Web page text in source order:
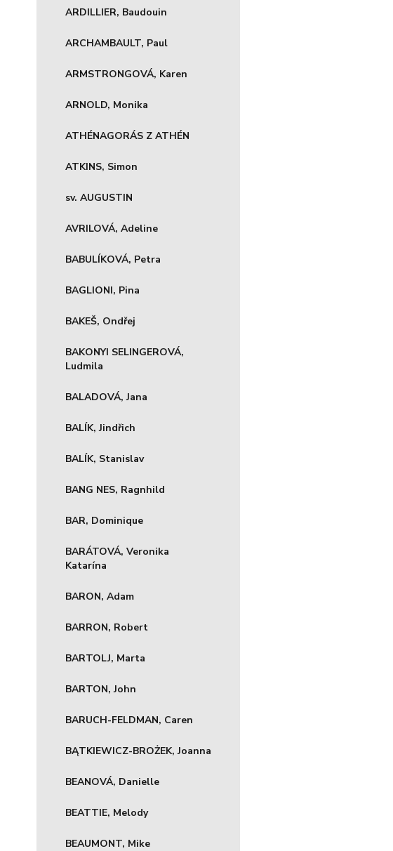
ARDILLIER, Baudouin
ARCHAMBAULT, Paul
ARMSTRONGOVÁ, Karen
ARNOLD, Monika
ATHÉNAGORÁS Z ATHÉN
ATKINS, Simon
sv. AUGUSTIN
AVRILOVÁ, Adeline
BABULÍKOVÁ, Petra
BAGLIONI, Pina
BAKEŠ, Ondřej
BAKONYI SELINGEROVÁ,
Ludmila
BALADOVÁ, Jana
BALÍK, Jindřich
BALÍK, Stanislav
BANG NES, Ragnhild
BAR, Dominique
BARÁTOVÁ, Veronika
Katarína
BARON, Adam
BARRON, Robert
BARTOLJ, Marta
BARTON, John
BARUCH-FELDMAN, Caren
BĄTKIEWICZ-BROŻEK, Joanna
BEANOVÁ, Danielle
BEATTIE, Melody
BEAUMONT, Mike